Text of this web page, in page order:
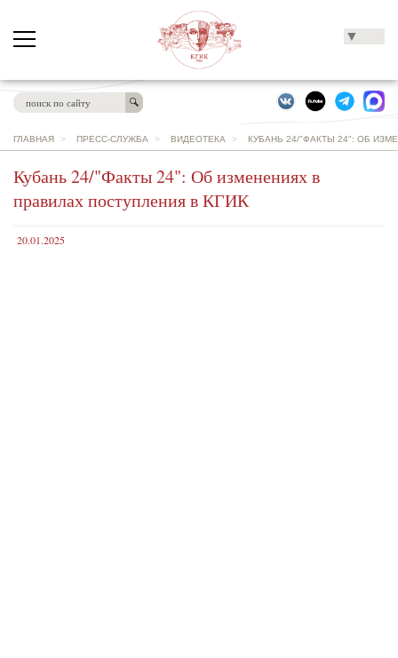
▼
ГЛАВНАЯ > ПРЕСС-СЛУЖБА > ВИДЕОТЕКА > КУБАНЬ 24/"ФАКТЫ 24": ОБ
Кубань 24/"Факты 24": Об изменениях в
правилах поступления в КГИК
20.01.2025